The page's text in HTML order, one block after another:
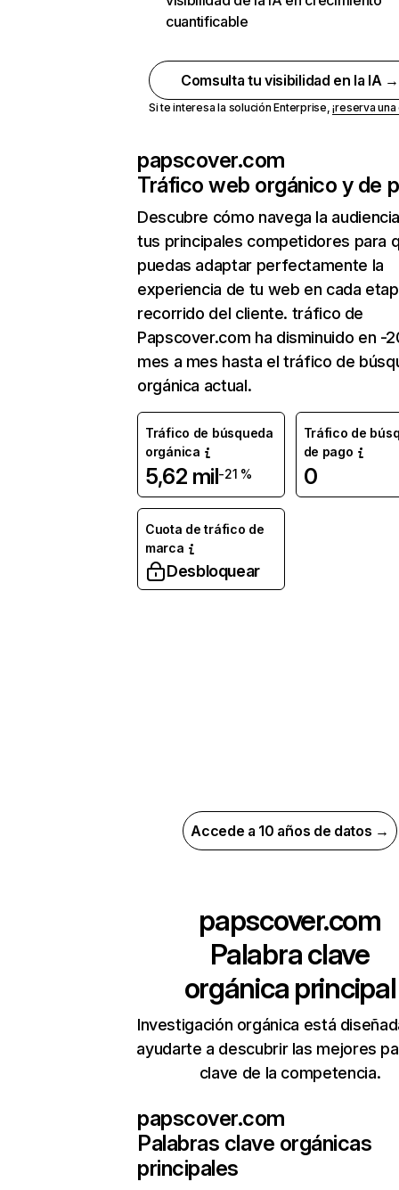
cuantificable
Comsulta tu visibilidad en la IA →
Si te interesa la solución Enterprise,¡reserva
papscover.com
Tráfico web orgánico y de
Descubre cómo navega la
tus principales competidores para
puedas adaptar perfectamente la
experiencia de tu web en cada
recorrido del cliente. tráfico de
Papscover.com ha disminuido en -
mes a mes hasta el tráfico de
orgánica actual.
Tráfico de búsqueda
orgánica
5,62 mil-21 %
Tráfico de
de pago
0
Cuota de tráfico de
marca
Desbloquear
Accede a 10 años de datos →
papscover.com
Palabra clave
orgánica principal
Investigación orgánica está
ayudarte a descubrir las mejores
clave de la competencia.
papscover.com
Palabras clave orgánicas
principales